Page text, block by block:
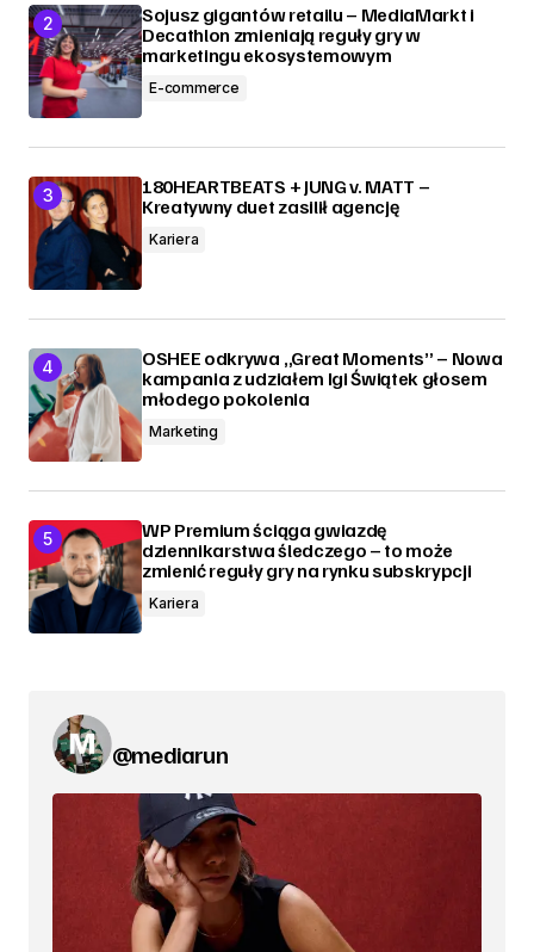
Sojusz gigantów retailu – MediaMarkt i
Decathlon zmieniają reguły gry w
marketingu ekosystemowym
E-commerce
180HEARTBEATS + JUNG v. MATT –
Kreatywny duet zasilił agencję
Kariera
OSHEE odkrywa „Great Moments” – Nowa
kampania z udziałem Igi Świątek głosem
młodego pokolenia
Marketing
WP Premium ściąga gwiazdę
dziennikarstwa śledczego – to może
zmienić reguły gry na rynku subskrypcji
Kariera
@mediarun